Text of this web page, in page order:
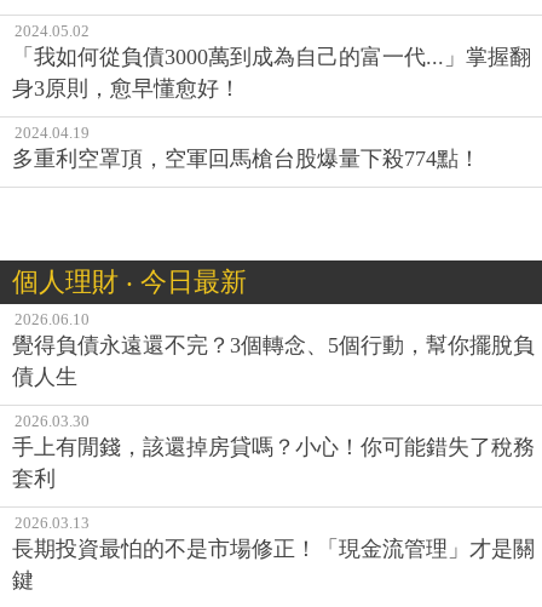
2024.05.02
「我如何從負債3000萬到成為自己的富一代...」掌握翻
身3原則，愈早懂愈好！
2024.04.19
多重利空罩頂，空軍回馬槍台股爆量下殺774點！
個人理財 ‧ 今日最新
2026.06.10
覺得負債永遠還不完？3個轉念、5個行動，幫你擺脫負
債人生
2026.03.30
手上有閒錢，該還掉房貸嗎？小心！你可能錯失了稅務
套利
2026.03.13
長期投資最怕的不是市場修正！「現金流管理」才是關
鍵